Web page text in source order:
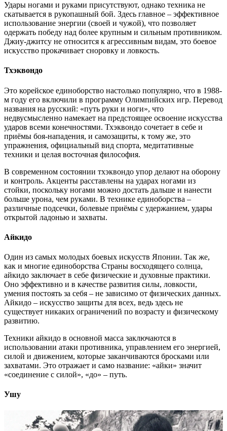
Удары ногами и руками присутствуют, однако техника не
скатывается в рукопашный бой. Здесь главное – эффективное
использование энергии (своей и чужой), что позволяет
одержать победу над более крупным и сильным противником.
Джиу-джитсу не относится к агрессивным видам, это боевое
искусство прокачивает сноровку и ловкость.
Тхэквондо
Это корейское единоборство настолько популярно, что в 1988-
м году его включили в программу Олимпийских игр. Перевод
названия на русский: «путь руки и ноги», что
недвусмысленно намекает на предстоящее освоение искусства
ударов всеми конечностями. Тхэквондо сочетает в себе и
приёмы боя-нападения, и самозащиты, к тому же, это
упражнения, официальный вид спорта, медитативные
техники и целая восточная философия.
В современном состоянии тхэквондо упор делают на оборону
и контроль. Акценты расставлены на ударах ногами из
стойки, поскольку ногами можно достать дальше и нанести
больше урона, чем руками. В технике единоборства –
различные подсечки, болевые приёмы с удержанием, удары
открытой ладонью и захваты.
Айкидо
Один из самых молодых боевых искусств Японии. Так же,
как и многие единоборства Страны восходящего солнца,
айкидо заключает в себе физические и духовные практики.
Оно эффективно и в качестве развития силы, ловкости,
умения постоять за себя – не зависимо от физических данных.
Айкидо – искусство защиты для всех, ведь здесь не
существует никаких ограничений по возрасту и физическому
развитию.
Техники айкидо в основной масса заключаются в
использовании атаки противника, управлением его энергией,
силой и движением, которые заканчиваются бросками или
захватами. Это отражает и само название: «айки» значит
«соединение с силой», «до» – путь.
Ушу